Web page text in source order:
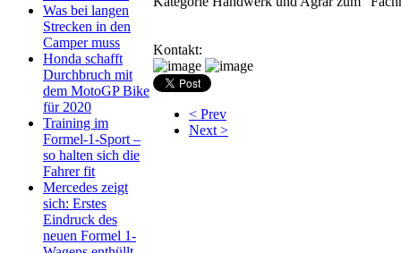
Was bei langen
Strecken in den
Camper muss
Honda schafft
Durchbruch mit
dem MotoGP Bike
für 2020
Training im
Formel-1-Sport –
so halten sich die
Fahrer fit
Mercedes zeigt
sich: Erstes
Eindruck des
neuen Formel 1-
Kontakt:
< Prev
Next >